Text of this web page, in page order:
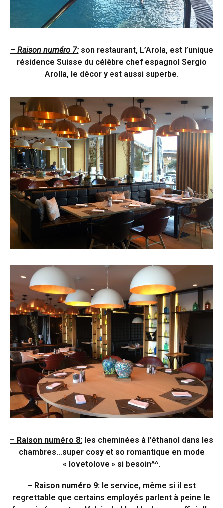
– Raison numéro 7:son restaurant, L’Arola, est l’unique
résidence Suisse du célèbre chef espagnol Sergio
Arolla, le décor y est aussi superbe.
– Raison numéro 8: les cheminées à l’éthanol dans les
chambres…super cosy et so romantique en mode
« lovetolove » si besoin^^.
– Raison numéro 9: le service, même si il est
regrettable que certains employés parlent à peine le